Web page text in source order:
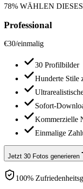
78% WÄHLEN
Professional
€30/einmalig
30 Profilbilder
Hunderte Stile
Sofort-
Kommerzielle
Einmalige
Jetzt 30 Fotos generieren
100%